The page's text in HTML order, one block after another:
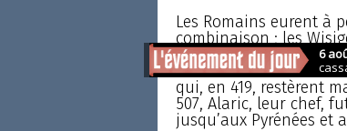
Les Romains eurent à
combinaison ; les
conquête ; le général
cantonnements dans
qui, en 419, restèrent
507, Alaric, leur chef,
jusqu’aux Pyrénées et